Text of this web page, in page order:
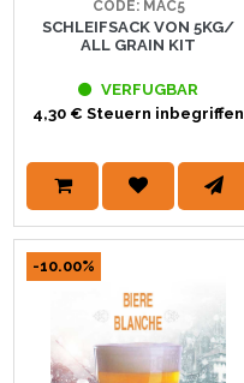
CODE: MAC5
SCHLEIFSACK VON 5KG/
ALL GRAIN KIT
VERFUGBAR
4,30 € Steuern inbegriffen
-10.00%